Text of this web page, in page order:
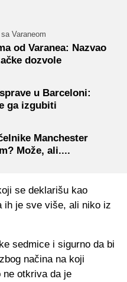
Varaneom
od Varanea: Nazvao
dozvole
u Barceloni:
ga izgubiti
Manchester
Može, ali....
se deklarišu kao
ih je sve više, ali niko iz
sedmice i sigurno da bi
načina na koji
ne otkriva da je